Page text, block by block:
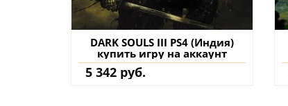
DARK SOULS III PS4 (Индия)
купить игру на аккаунт
5 342 руб.